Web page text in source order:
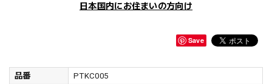
日本国内にお住まいの方向け
Save
品番
PTKC005